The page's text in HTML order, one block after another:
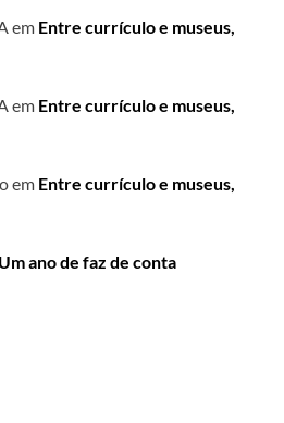
em Entre currículo e museus,
em Entre currículo e museus,
em Entre currículo e museus,
Um ano de faz de conta